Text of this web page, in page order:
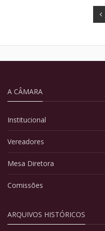
A CÂMARA
Institucional
Vereadores
Mesa Diretora
Comissões
ARQUIVOS HISTÓRICOS